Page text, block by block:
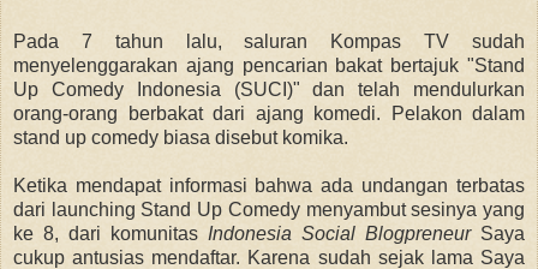
Pada 7 tahun lalu, saluran Kompas TV sudah
menyelenggarakan ajang pencarian bakat bertajuk "Stand
Up Comedy Indonesia (SUCI)" dan telah mendulurkan
orang-orang berbakat dari ajang komedi. Pelakon dalam
stand up comedy biasa disebut komika.
Ketika mendapat informasi bahwa ada undangan terbatas
dari launching Stand Up Comedy menyambut sesinya yang
ke 8, dari komunitas Indonesia Social BlogpreneurSaya
cukup antusias mendaftar. Karena sudah sejak lama Saya